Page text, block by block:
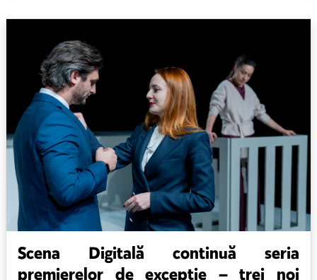
Scena Digitală continuă seria
premierelor de excepție – trei noi